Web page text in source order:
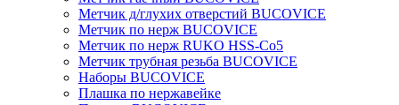
Метчик д/глухих отверстий BUCOVICE
Метчик по нерж BUCOVICE
Метчик по нерж RUKO HSS-Co5
Метчик трубная резьба BUCOVICE
Наборы BUCOVICE
Плашка по нержавейке